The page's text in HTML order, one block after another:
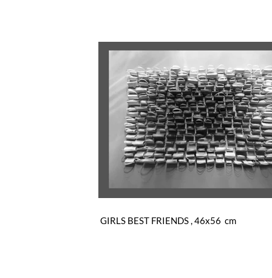
GIRLS BEST FRIENDS , 46x56 cm